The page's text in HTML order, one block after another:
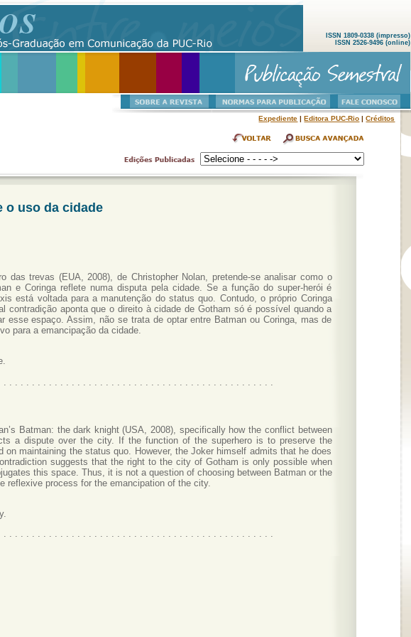
ISSN 1809-0338 (impresso)
ISSN 2526-9496 (online)
Expediente |Editora PUC-Rio |Créditos
o uso da cidade
das trevas (EUA, 2008), de Christopher Nolan, pretende-se analisar como o
e Coringa reflete numa disputa pela cidade. Se a função do super-herói é
está voltada para a manutenção do status quo. Contudo, o próprio Coringa
contradição aponta que o direito à cidade de Gotham só é possível quando a
esse espaço. Assim, não se trata de optar entre Batman ou Coringa, mas de
para a emancipação da cidade.
. . . . . . . . . . . . . . . . . . . . . . . . . . . . . . . . . . . . . . . . . . . . . . .
Batman: the dark knight (USA, 2008), specifically how the conflict between
a dispute over the city. If the function of the superhero is to preserve the
on maintaining the status quo. However, the Joker himself admits that he does
suggests that the right to the city of Gotham is only possible when
this space. Thus, it is not a question of choosing between Batman or the
reflexive process for the emancipation of the city.
. . . . . . . . . . . . . . . . . . . . . . . . . . . . . . . . . . . . . . . . . . . . . . .